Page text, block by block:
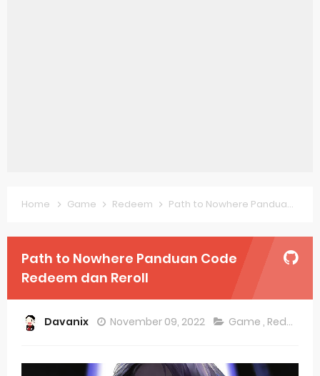
The Warrior Princess and the Barbaric King Unveils Premieres April
Sakuna: Of Rice and Ruin Sequel Novel Gets TV Anime
Monster Eater Receives Anime in April 2026
Home Game Redeem Path to Nowhere Panduan Code Redeem dan Reroll
Path to Nowhere Panduan Code
Redeem dan Reroll
Davanix November 09, 2022 Game , Redeem